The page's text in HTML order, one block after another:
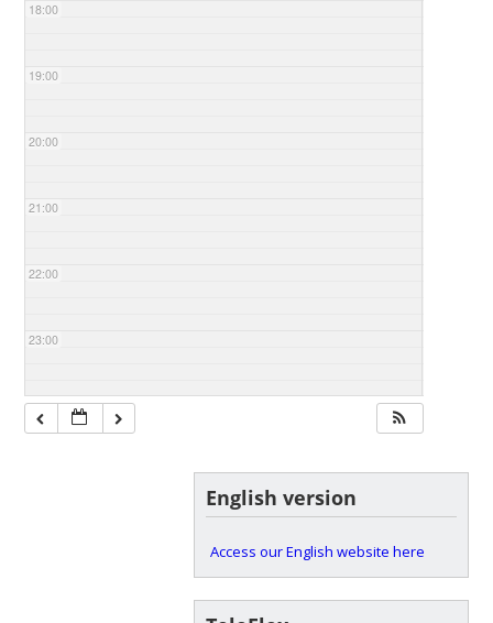
18:00
19:00
20:00
21:00
22:00
23:00
English version
Access our English website here